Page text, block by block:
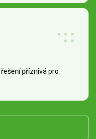
příznivá pro